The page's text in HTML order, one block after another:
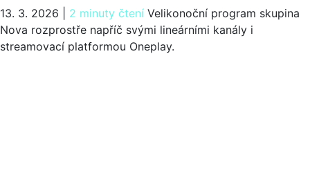
13. 3. 2026 2 minuty čtení Velikonoční program skupina
Nova rozprostře napříč svými lineárními kanály i
streamovací platformou Oneplay.